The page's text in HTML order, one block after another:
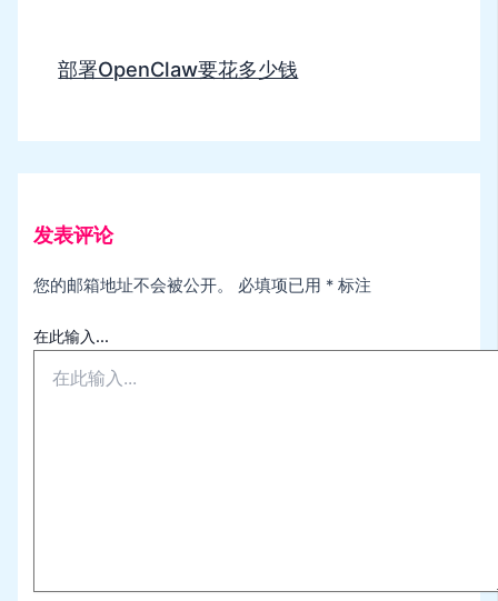
部署OpenClaw要花多少钱
发表评论
您的邮箱地址不会被公开。 必填项已用 * 标注
在此输入...